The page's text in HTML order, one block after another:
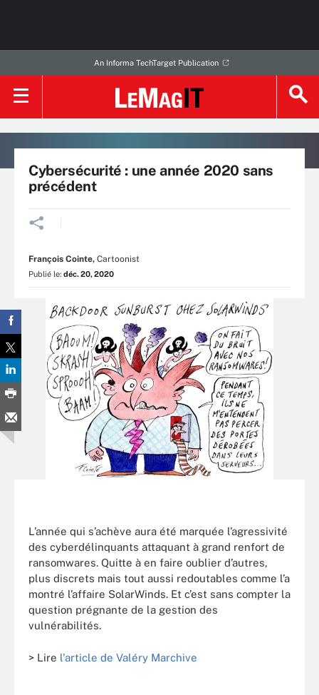
An Informa TechTarget Publication
Cybersécurité : une année 2020 sans
précédent
François Cointe, Cartoonist
Publié le: déc. 20, 2020
L’année qui s’achève aura été marquée l’agressivité
des cyberdélinquants attaquant à grand renfort de
ransomwares. Quitte à en faire oublier d’autres,
plus discrets mais tout aussi redoutables comme l’a
montré l’affaire SolarWinds. Et c’est sans compter la
question prégnante de la gestion des
vulnérabilités.
> Lire l'article de Valéry Marchive